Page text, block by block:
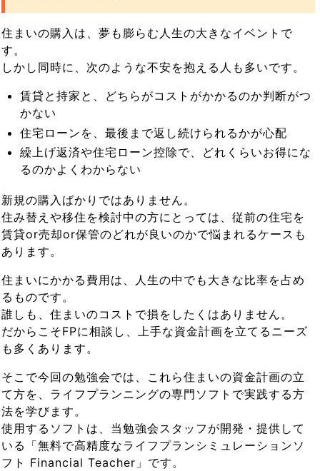
住まいの購入は、夢も膨らむ人生の大きなイベントで
す。
しかし同時に、次のような不安を抱える人も多いです。
賃貸と持家と、どちらがコストがかかるのか判断がつ
かない
住宅ローンを、最後まで返し続けられるかが心配
繰上げ返済や住宅ローン控除で、どれくらいお得にな
るのかよくわからない
新規の購入ばかりではありません。
住み替えや移住を検討中の方にとっては、従前の住宅を
賃貸or売却or保管のどれが良いのかで悩まれるケースも
あります。
住まいにかかる費用は、人生の中でも大きな比率を占め
るものです。
誰しも、住まいのコストで損をしたくはありません。
だからこそFPに相談し、上手な資金計画を立てるニーズ
も多くあります。
そこで今回の勉強会では、これら住まいの資金計画の立
て方を、ライフプランニングの専門ソフトで実践する方
法を学びます。
使用するソフトは、当勉強会スタッフが開発・提供して
いる「無料で高精度なライフプランシミュレーションソ
フト Financial Teacher」です。